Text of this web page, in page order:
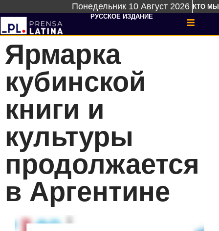
Понедельник 10 Август 2026 КТО МЫ
РУССКОЕ ИЗДАНИЕ
Ярмарка
кубинской
книги и
культуры
продолжается
в Аргентине